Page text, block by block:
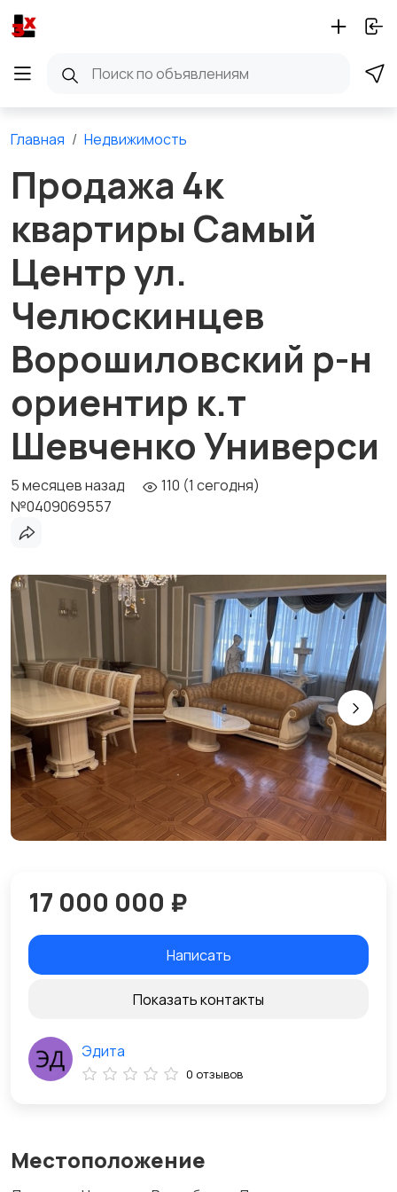
Главная Недвижимость
Продажа 4к
квартиры Самый
Центр ул.
Челюскинцев
Ворошиловский р-н
ориентир к.т
Шевченко Универси
5 месяцев назад
110 (1 сегодня)
№0409069557
Местоположение
17 000 000 ₽
Написать
Показать контакты
Эдита
0 отзывов